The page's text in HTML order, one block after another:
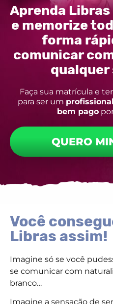
Aprenda
e memorize
forma
comunicar
Faça sua matrícula e
para ser um
bem pagopor
QUERO
Você
Libras assim!
Imagine só se você
se comunicar com
branco…
Imagine a sensação de